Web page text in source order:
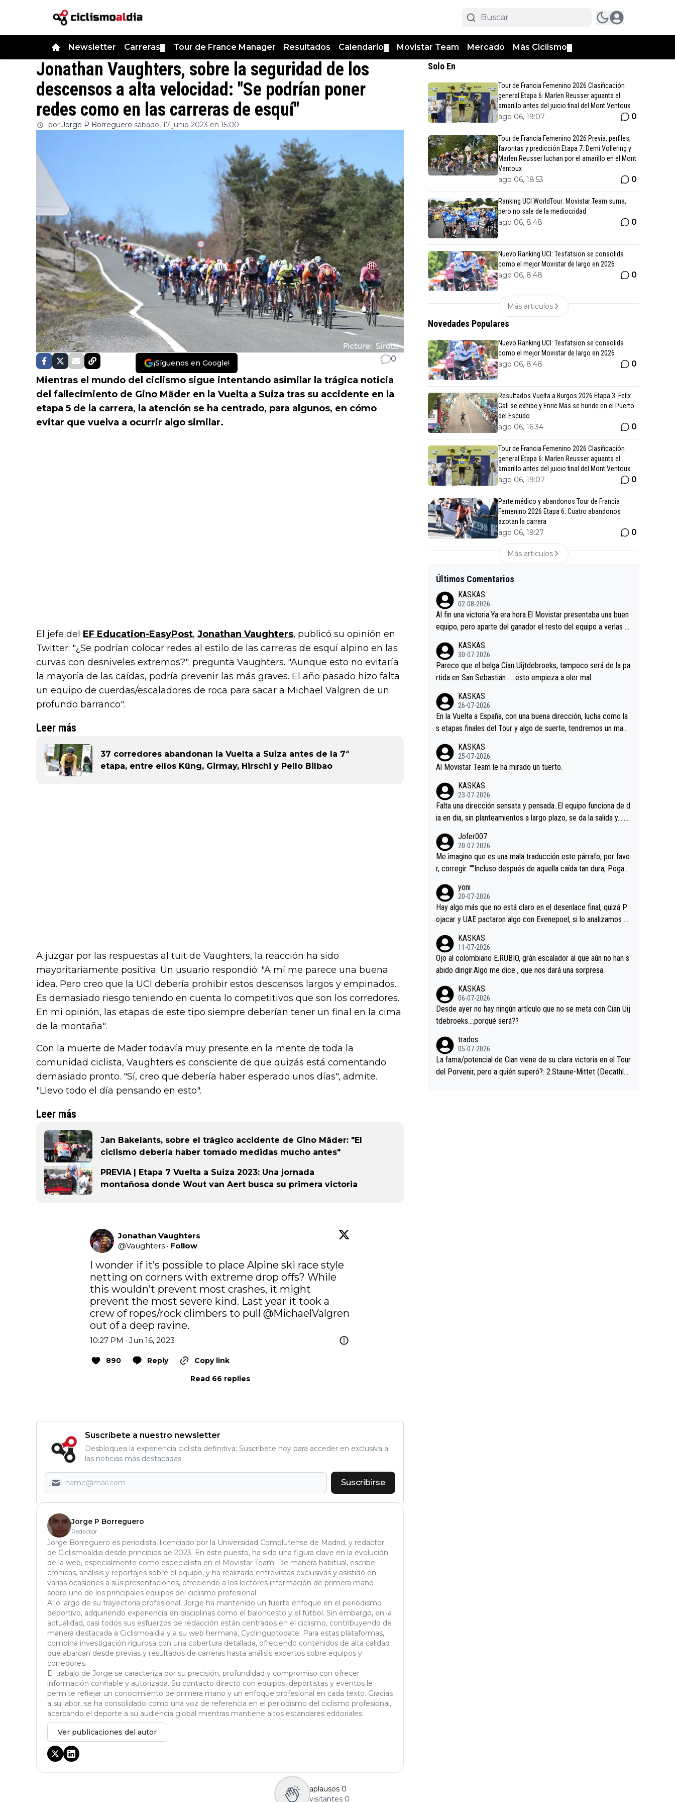
Newsletter Carreras Tour de France Manager Resultados Calendario Movistar Team Mercado Más Ciclismo
Jonathan Vaughters, sobre la seguridad de los
descensos a alta velocidad: "Se podrían poner
redes como en las carreras de esquí"
por Jorge P Borreguero sábado, 17 junio 2023 en 15:00
¡Síguenos en Google! 0
Mientras el mundo del ciclismo sigue intentando asimilar la trágica noticia
del fallecimiento de Gino Mäder en la Vuelta a Suiza tras su accidente en la
etapa 5 de la carrera, la atención se ha centrado, para algunos, en cómo
evitar que vuelva a ocurrir algo similar.
El jefe del EF Education-EasyPost, Jonathan Vaughters, publicó su opinión en
Twitter: "¿Se podrían colocar redes al estilo de las carreras de esquí alpino en las
curvas con desniveles extremos?". pregunta Vaughters. "Aunque esto no evitaría
la mayoría de las caídas, podría prevenir las más graves. El año pasado hizo falta
un equipo de cuerdas/escaladores de roca para sacar a Michael Valgren de un
profundo barranco".
Leer más
37 corredores abandonan la Vuelta a Suiza antes de la 7ª
etapa, entre ellos Küng, Girmay, Hirschi y Pello Bilbao
A juzgar por las respuestas al tuit de Vaughters, la reacción ha sido
mayoritariamente positiva. Un usuario respondió: "A mí me parece una buena
idea. Pero creo que la UCI debería prohibir estos descensos largos y empinados.
Es demasiado riesgo teniendo en cuenta lo competitivos que son los corredores.
En mi opinión, las etapas de este tipo siempre deberían tener un final en la cima
de la montaña".
Con la muerte de Mäder todavía muy presente en la mente de toda la
comunidad ciclista, Vaughters es consciente de que quizás está comentando
demasiado pronto. "Sí, creo que debería haber esperado unos días", admite.
"Llevo todo el día pensando en esto".
Leer más
Jan Bakelants, sobre el trágico accidente de Gino Mäder: "El
ciclismo debería haber tomado medidas mucho antes"
PREVIA | Etapa 7 Vuelta a Suiza 2023: Una jornada
montañosa donde Wout van Aert busca su primera victoria
Jonathan Vaughters
@Vaughters · Follow
I wonder if it’s possible to place Alpine ski race style
netting on corners with extreme drop offs? While
this wouldn’t prevent most crashes, it might
prevent the most severe kind. Last year it took a
crew of ropes/rock climbers to pull @MichaelValgren
out of a deep ravine.
10:27 PM · Jun 16, 2023
890 Reply
Copy link
Read 66 replies
Suscríbete a nuestro newsletter
Desbloquea la experiencia ciclista definitiva: Suscríbete hoy para acceder en exclusiva a
las noticias más destacadas
Suscribirse
Jorge P Borreguero
Redactor
Jorge Borreguero es periodista, licenciado por la Universidad Complutense de Madrid, y redactor
de Ciclismoaldia desde principios de 2023. En este puesto, ha sido una figura clave en la evolución
de la web, especialmente como especialista en el Movistar Team. De manera habitual, escribe
crónicas, análisis y reportajes sobre el equipo, y ha realizado entrevistas exclusivas y asistido en
varias ocasiones a sus presentaciones, ofreciendo a los lectores información de primera mano
sobre uno de los principales equipos del ciclismo profesional.
A lo largo de su trayectoria profesional, Jorge ha mantenido un fuerte enfoque en el periodismo
deportivo, adquiriendo experiencia en disciplinas como el baloncesto y el fútbol. Sin embargo, en la
actualidad, casi todos sus esfuerzos de redacción están centrados en el ciclismo, contribuyendo de
manera destacada a Ciclismoaldia y a su web hermana, Cyclinguptodate. Para estas plataformas,
combina investigación rigurosa con una cobertura detallada, ofreciendo contenidos de alta calidad
que abarcan desde previas y resultados de carreras hasta análisis expertos sobre equipos y
corredores.
El trabajo de Jorge se caracteriza por su precisión, profundidad y compromiso con ofrecer
información confiable y autorizada. Su contacto directo con equipos, deportistas y eventos le
permite reflejar un conocimiento de primera mano y un enfoque profesional en cada texto. Gracias
a su labor, se ha consolidado como una voz de referencia en el periodismo del ciclismo profesional,
acercando el deporte a su audiencia global mientras mantiene altos estándares editoriales.
Ver publicaciones del autor
aplausos 0
visitantes 0
Solo En
Tour de Francia Femenino 2026 Clasificación
general Etapa 6: Marlen Reusser aguanta el
amarillo antes del juicio final del Mont Ventoux
ago 06, 19:07 0
Tour de Francia Femenino 2026 Previa, perfiles,
favoritas y predicción Etapa 7: Demi Vollering y
Marlen Reusser luchan por el amarillo en el Mont
Ventoux
ago 06, 18:53 0
Ranking UCI WorldTour: Movistar Team suma,
pero no sale de la mediocridad
ago 06, 8:48 0
Nuevo Ranking UCI: Tesfatsion se consolida
como el mejor Movistar de largo en 2026
ago 06, 8:48 0
Más articulos
Novedades Populares
Nuevo Ranking UCI: Tesfatsion se consolida
como el mejor Movistar de largo en 2026
ago 06, 8:48 0
Resultados Vuelta a Burgos 2026 Etapa 3: Felix
Gall se exhibe y Enric Mas se hunde en el Puerto
del Escudo
ago 06, 16:34 0
Tour de Francia Femenino 2026 Clasificación
general Etapa 6: Marlen Reusser aguanta el
amarillo antes del juicio final del Mont Ventoux
ago 06, 19:07 0
Parte médico y abandonos Tour de Francia
Femenino 2026 Etapa 6: Cuatro abandonos
azotan la carrera
ago 06, 19:27 0
Más articulos
Últimos Comentarios
KASKAS
02-08-2026
Al fin una victoria.Ya era hora.El Movistar presentaba una buen
equipo, pero aparte del ganador el resto del equipo a verlas v
es.La única buena noticia es la mejoría de Enric Más en San S
ebastian.Si en la Vuelta a Burgos sigue la mejoría, podríamos t
ener alguna sorpresa en la Vuelta.Ojalá.
KASKAS
30-07-2026
Parece que el belga Cian Uijtdebroeks, tampoco será de la pa
rtida en San Sebastián …..esto empieza a oler mal.
KASKAS
26-07-2026
En la Vuelta a España, con una buena dirección, lucha como la
s etapas finales del Tour y algo de suerte, tendremos un magn
KASKAS
25-07-2026
Al Movistar Team le ha mirado un tuerto.
KASKAS
23-07-2026
Falta una dirección sensata y pensada..El equipo funciona de d
ia en dia, sin planteamientos a largo plazo, se da la salida y…..v
a, Minguez, Velez etc etc.Me da pena vivir estos momentos t
an tristes sin victorias.
Jofer007
20-07-2026
Me imagino que es una mala traducción este párrafo, por favo
r, corregir. ""Incluso después de aquella caída tan dura, Pogac
rd permaneció pegado a su rueda. Parecía increíble la forma
en la que era capaz de controlar el miedo", recordó."
yoni
20-07-2026
Hay algo más que no está claro en el desenlace final, quizá P
ojacar y UAE pactaron algo con Evenepoel, si lo analizamos P
casi sin pedalear, luego está el saludo con Evenepoel dándose
la mano de una manera muy fraternal, más allá de los típicos t
oques en el hombro con que saludaba a Vingegard. Ahí hubo u
o aprieta, a ver si por querer poner a Del Toro con calzador e
n posición de podio UAE y Pojacar se van complicar el tour.
KASKAS
11-07-2026
Ojo al colombiano E.RUBIO, grán escalador al que aún no han s
abido dirigir.Algo me dice , que nos dará una sorpresa.
KASKAS
06-07-2026
Desde ayer no hay ningún artículo que no se meta con Cian Uij
tdebroeks….porqué será??
trados
05-07-2026
La fama/potencial de Cian viene de su clara victoria en el Tour
del Porvenir, pero a quién superó?: 2.Staune-Mittet (Decathlo